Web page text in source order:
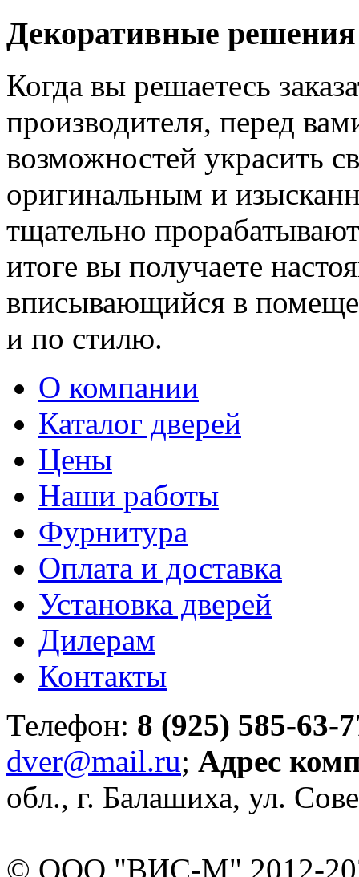
Декоративные решения
Когда вы решаетесь
производителя, перед
возможностей украсить
оригинальным и
тщательно
итоге вы получаете
вписывающийся в
и по стилю.
О компании
Каталог дверей
Цены
Наши работы
Фурнитура
Оплата и доставка
Установка дверей
Дилерам
Контакты
Телефон: 8 (925) 585-63-
dver@mail.ru; Адрес
обл., г. Балашиха, ул.
© ООО "ВИС-М" 2012-